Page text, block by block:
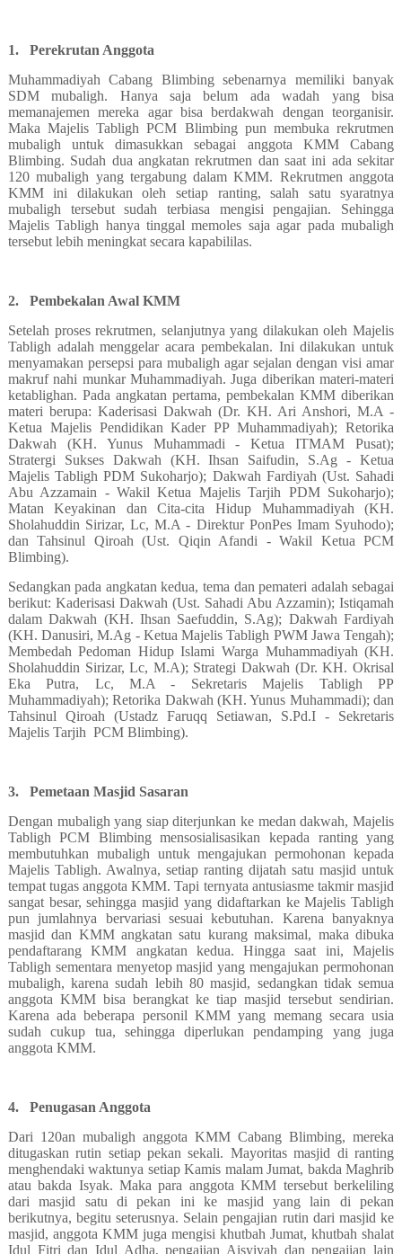
1.
Perekrutan Anggota
Muhammadiyah Cabang Blimbing sebenarnya memiliki banyak
SDM mubaligh. Hanya saja belum ada wadah yang bisa
memanajemen mereka agar bisa berdakwah dengan teorganisir.
Maka Majelis Tabligh PCM Blimbing pun membuka rekrutmen
mubaligh untuk dimasukkan sebagai anggota KMM Cabang
Blimbing. Sudah dua angkatan rekrutmen dan saat ini ada sekitar
120 mubaligh yang tergabung dalam KMM. Rekrutmen anggota
KMM ini dilakukan oleh setiap ranting, salah satu syaratnya
mubaligh tersebut sudah terbiasa mengisi pengajian. Sehingga
Majelis Tabligh hanya tinggal memoles saja agar pada mubaligh
tersebut lebih meningkat secara kapabililas.
2.
Pembekalan Awal KMM
Setelah proses rekrutmen, selanjutnya yang dilakukan oleh Majelis
Tabligh adalah menggelar acara pembekalan. Ini dilakukan untuk
menyamakan persepsi para mubaligh agar sejalan dengan visi amar
makruf nahi munkar Muhammadiyah. Juga diberikan materi-materi
ketablighan. Pada angkatan pertama, pembekalan KMM diberikan
materi berupa: Kaderisasi Dakwah (Dr. KH. Ari Anshori, M.A -
Ketua Majelis Pendidikan Kader PP Muhammadiyah); Retorika
Dakwah (KH. Yunus Muhammadi - Ketua ITMAM Pusat);
Stratergi Sukses Dakwah (KH. Ihsan Saifudin, S.Ag - Ketua
Majelis Tabligh PDM Sukoharjo); Dakwah Fardiyah (Ust. Sahadi
Abu Azzamain - Wakil Ketua Majelis Tarjih PDM Sukoharjo);
Matan Keyakinan dan Cita-cita Hidup Muhammadiyah (KH.
Sholahuddin Sirizar, Lc, M.A - Direktur PonPes Imam Syuhodo);
dan Tahsinul Qiroah (Ust. Qiqin Afandi - Wakil Ketua PCM
Blimbing).
Sedangkan pada angkatan kedua, tema dan pemateri adalah sebagai
berikut: Kaderisasi Dakwah (Ust. Sahadi Abu Azzamin); Istiqamah
dalam Dakwah (KH. Ihsan Saefuddin, S.Ag); Dakwah Fardiyah
(KH. Danusiri, M.Ag - Ketua Majelis Tabligh PWM Jawa Tengah);
Membedah Pedoman Hidup Islami Warga Muhammadiyah (KH.
Sholahuddin Sirizar, Lc, M.A); Strategi Dakwah (Dr. KH. Okrisal
Eka Putra, Lc, M.A - Sekretaris Majelis Tabligh PP
Muhammadiyah); Retorika Dakwah (KH. Yunus Muhammadi); dan
Tahsinul Qiroah (Ustadz Faruqq Setiawan, S.Pd.I - Sekretaris
Majelis Tarjih PCM Blimbing).
3.
Pemetaan Masjid Sasaran
Dengan mubaligh yang siap diterjunkan ke medan dakwah, Majelis
Tabligh PCM Blimbing mensosialisasikan kepada ranting yang
membutuhkan mubaligh untuk mengajukan permohonan kepada
Majelis Tabligh. Awalnya, setiap ranting dijatah satu masjid untuk
tempat tugas anggota KMM. Tapi ternyata antusiasme takmir masjid
sangat besar, sehingga masjid yang didaftarkan ke Majelis Tabligh
pun jumlahnya bervariasi sesuai kebutuhan. Karena banyaknya
masjid dan KMM angkatan satu kurang maksimal, maka dibuka
pendaftarang KMM angkatan kedua. Hingga saat ini, Majelis
Tabligh sementara menyetop masjid yang mengajukan permohonan
mubaligh, karena sudah lebih 80 masjid, sedangkan tidak semua
anggota KMM bisa berangkat ke tiap masjid tersebut sendirian.
Karena ada beberapa personil KMM yang memang secara usia
sudah cukup tua, sehingga diperlukan pendamping yang juga
anggota KMM.
4.
Penugasan Anggota
Dari 120an mubaligh anggota KMM Cabang Blimbing, mereka
ditugaskan rutin setiap pekan sekali. Mayoritas masjid di ranting
menghendaki waktunya setiap Kamis malam Jumat, bakda Maghrib
atau bakda Isyak. Maka para anggota KMM tersebut berkeliling
dari masjid satu di pekan ini ke masjid yang lain di pekan
berikutnya, begitu seterusnya. Selain pengajian rutin dari masjid ke
masjid, anggota KMM juga mengisi khutbah Jumat, khutbah shalat
Idul Fitri dan Idul Adha, pengajian Aisyiyah dan pengajian lain